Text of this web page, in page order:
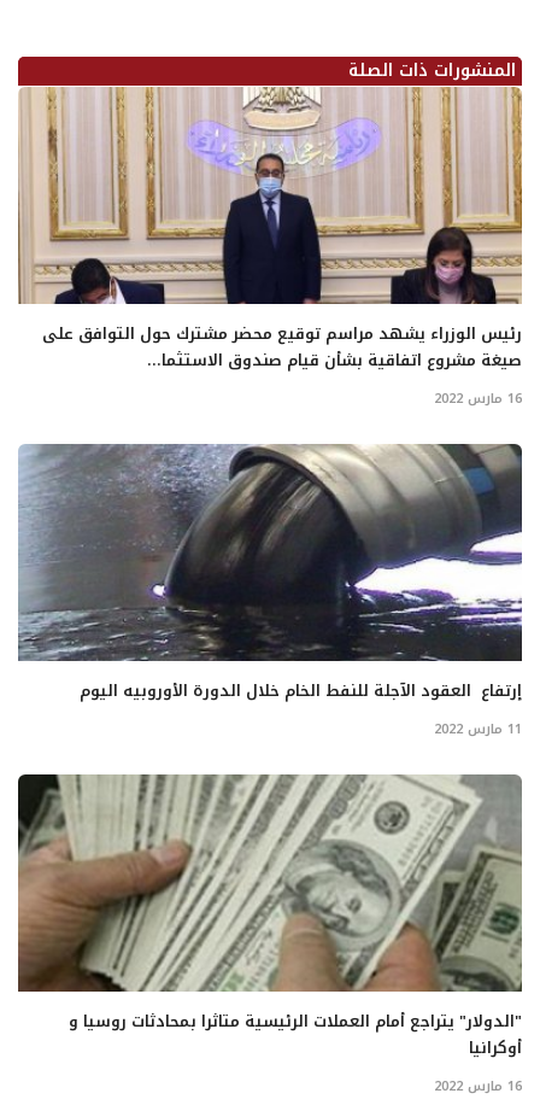
المنشورات ذات الصلة
رئيس الوزراء يشهد مراسم توقيع محضر مشترك حول التوافق على
صيغة مشروع اتفاقية بشأن قيام صندوق الاستثما...
16 مارس 2022
إرتفاع العقود الآجلة للنفط الخام خلال الدورة الأوروبيه اليوم
11 مارس 2022
"الدولار" يتراجع أمام العملات الرئيسية متاثرا بمحادثات روسيا و
أوكرانيا
16 مارس 2022